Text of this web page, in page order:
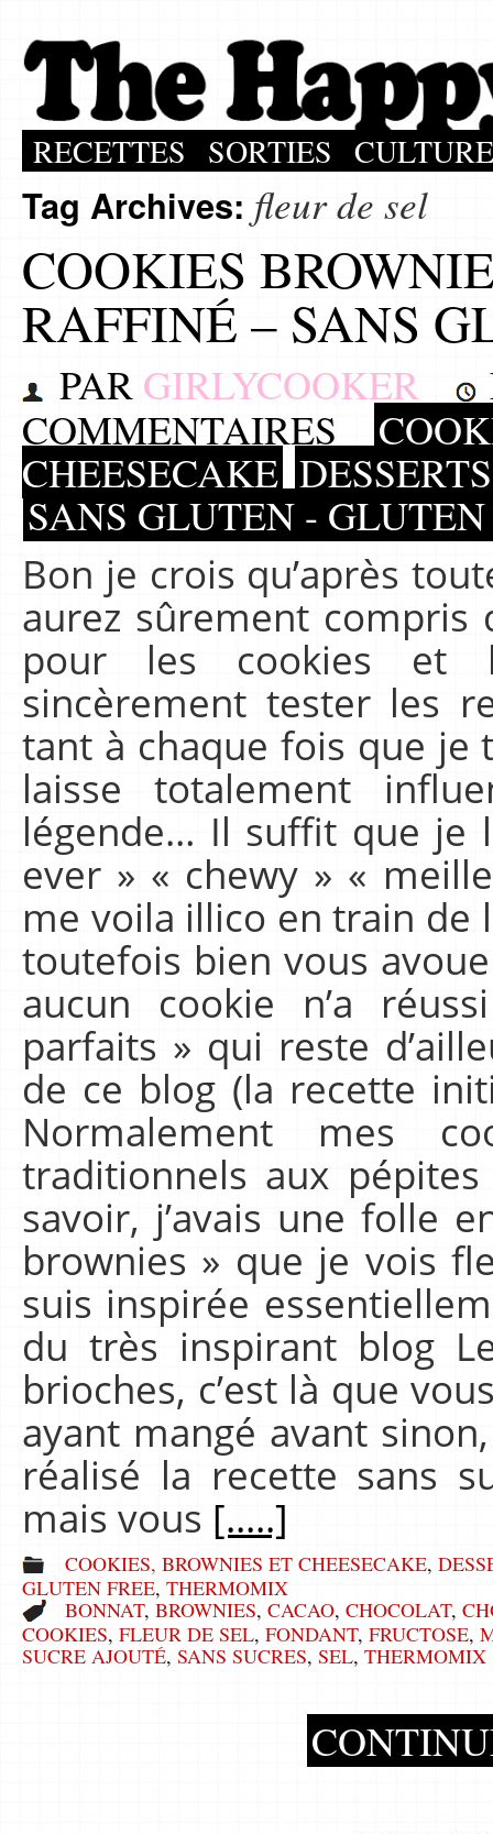
RECETTES SORTIES CULTURE
Tag Archives: fleur de sel
COOKIES
RAFFINÉ – SANS
PAR GIRLYCOOKER
COMMENTAIRES
CHEESECAKE
SANS GLUTEN -
Bon je crois qu’après
aurez sûrement compris
pour les cookies et
sincèrement tester les
tant à chaque fois que
laisse totalement
légende… Il suffit que je
ever » « chewy » «
me voila illico en train de
toutefois bien vous
aucun cookie n’a
parfaits » qui reste
de ce blog (la recette
Normalement mes
traditionnels aux
savoir, j’avais une folle
brownies » que je vois
suis inspirée
du très inspirant blog
brioches, c’est là que
ayant mangé avant
réalisé la recette sans
mais vous [.....]
COOKIES, BROWNIES ET CHEESECAKE,
GLUTEN FREE, THERMOMIX
BONNAT, BROWNIES, CACAO, CHOCOLAT,
COOKIES, FLEUR DE SEL, FONDANT, FRUCTOSE,
SUCRE AJOUTÉ, SANS SUCRES, SEL, THERMOMIX